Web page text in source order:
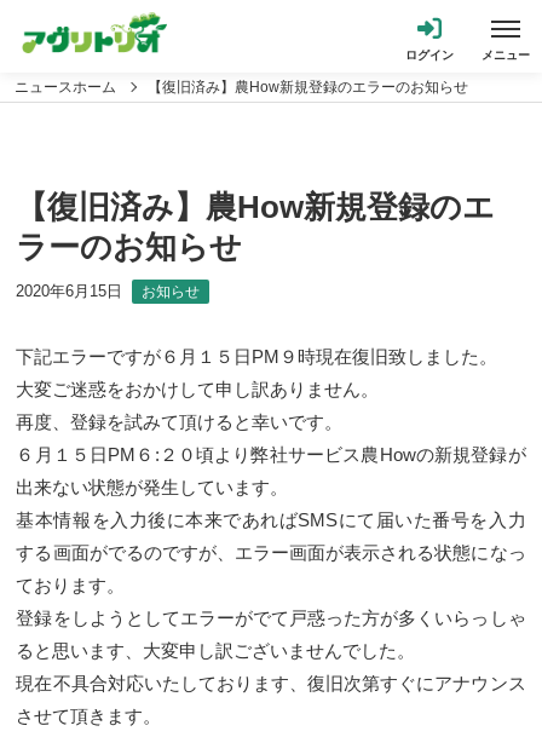
ニュースホーム 【復旧済み】農How新規登録のエラーのお知らせ
【復旧済み】農How新規登録のエ
ラーのお知らせ
2020年6月15日 お知らせ
下記エラーですが６月１５日PM９時現在復旧致しました。
大変ご迷惑をおかけして申し訳ありません。
再度、登録を試みて頂けると幸いです。
６月１５日PM６:２０頃より弊社サービス農Howの新規登録が
出来ない状態が発生しています。
基本情報を入力後に本来であればSMSにて届いた番号を入力
する画面がでるのですが、エラー画面が表示される状態になっ
ております。
登録をしようとしてエラーがでて戸惑った方が多くいらっしゃ
ると思います、大変申し訳ございませんでした。
現在不具合対応いたしております、復旧次第すぐにアナウンス
させて頂きます。